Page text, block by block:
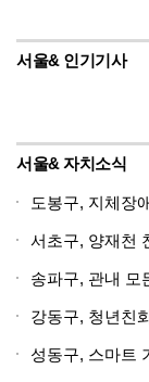
서울& 인기기사
서울& 자치소식
도봉구, 지체장
서초구, 양재천
송파구, 관내 모
강동구, 청년친
성동구, 스마트